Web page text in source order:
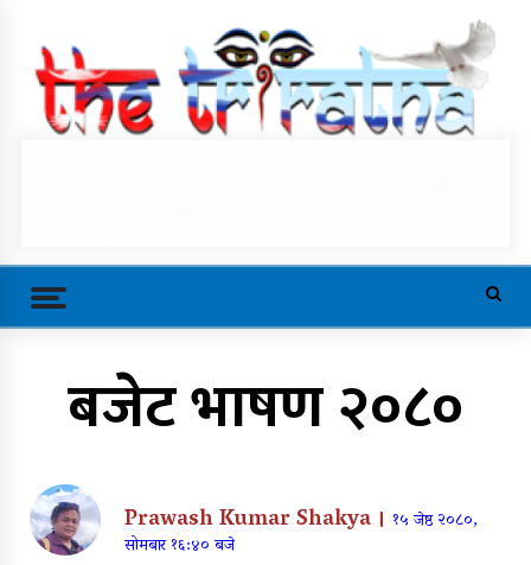
content
भरतको तीज गीत ‘तीज आयो राजै’
बजेट भाषण २०८०
Prawash Kumar Shakya । १५ जेष्ठ २०८०,
सोमबार १६:४० बजे